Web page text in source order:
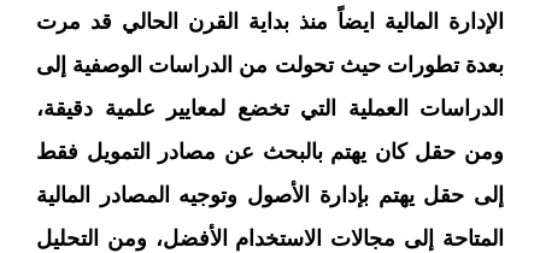
الإدارة المالية ايضاً منذ بداية القرن الحالي قد مرت
بعدة تطورات حيث تحولت من الدراسات الوصفية إلى
الدراسات العملية التي تخضع لمعايير علمية دقيقة،
ومن حقل كان يهتم بالبحث عن مصادر التمويل فقط
إلى حقل يهتم بإدارة الأصول وتوجيه المصادر المالية
المتاحة إلى مجالات الاستخدام الأفضل، ومن التحليل